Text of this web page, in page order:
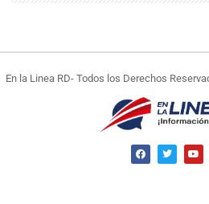
En la Linea RD- Todos los Derechos